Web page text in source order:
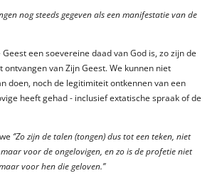
nog steeds gegeven als een manifestatie van de
een soevereine daad van God is, zo zijn de
ontvangen van Zijn Geest. We kunnen niet
doen, noch de legitimiteit ontkennen van een
heeft gehad - inclusief extatische spraak of de
‘’Zo zijn de talen (tongen) dus tot een teken, niet
voor de ongelovigen, en zo is de profetie niet
voor hen die geloven.’’